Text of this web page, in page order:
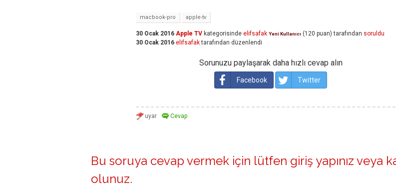
macbook-pro apple-tv
30 Ocak 2016 Apple TV kategorisinde elifsafak Yeni Kullanıcı (120 puan) tarafından soruldu
30 Ocak 2016 elifsafaktarafından düzenlendi
Sorunuzu paylaşarak daha hızlı cevap alın
Facebook Twitter
Bu soruya cevap vermek için lütfen giriş yapınız veya
olunuz.